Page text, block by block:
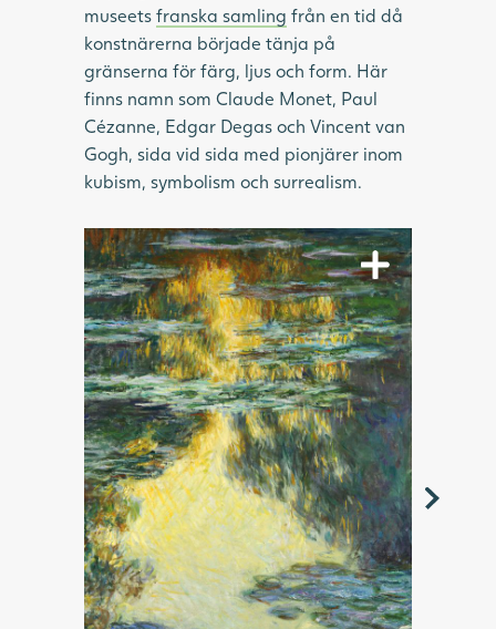
museets franska samling från en tid då
konstnärerna började tänja på
gränserna för färg, ljus och form. Här
finns namn som Claude Monet, Paul
Cézanne, Edgar Degas och Vincent van
Gogh, sida vid sida med pionjärer inom
kubism, symbolism och surrealism.